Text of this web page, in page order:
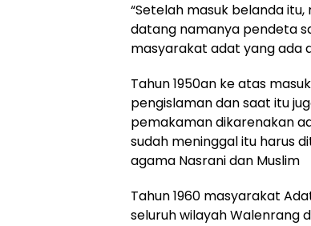
“Setelah masuk belanda
datang namanya pendeta
masyarakat adat yang ada
Tahun 1950an ke atas
pengislaman dan saat itu
pemakaman dikarenakan
sudah meninggal itu harus
agama Nasrani dan Muslim
Tahun 1960 masyarakat
seluruh wilayah Walenrang